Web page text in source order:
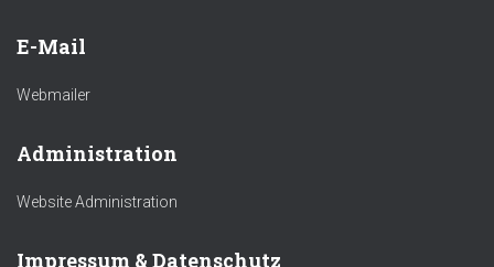
E-Mail
Webmailer
Administration
Website Administration
Impressum & Datenschutz